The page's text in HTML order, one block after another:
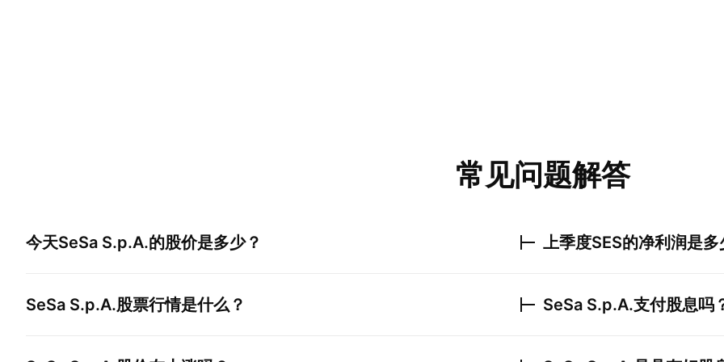
常见问题解答
今天SeSa S.p.A.的股价是多少？
SeSa S.p.A.股票行情是什么？
上季度SES的净利润是多
SeSa S.p.A.支付股息吗